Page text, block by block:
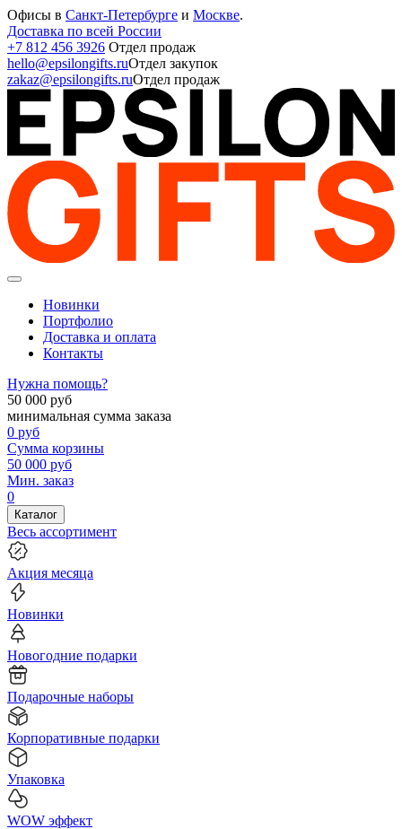
Офисы в Санкт-Петербурге и Москве.
Доставка по всей России
+7 812 456 3926 Отдел продаж
hello@epsilongifts.ruОтдел закупок
zakaz@epsilongifts.ruОтдел продаж
Новинки
Портфолио
Доставка и оплата
Контакты
Нужна помощь?
50 000 руб
минимальная сумма заказа
0 руб
Сумма корзины
50 000 руб
Мин. заказ
0
Каталог
Весь ассортимент
Акция месяца
Новинки
Новогодние подарки
Подарочные наборы
Корпоративные подарки
Упаковка
WOW эффект